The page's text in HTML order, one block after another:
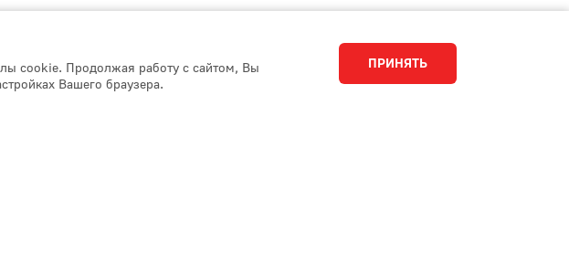
cookie. Продолжая работу с сайтом, Вы
Вашего браузера.
ПРИНЯТЬ